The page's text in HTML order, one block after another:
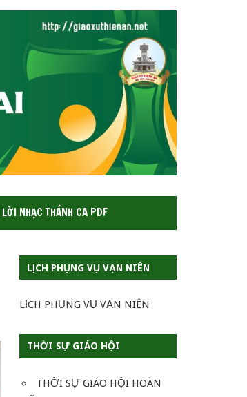
LỜI NHẠC THÁNH CA PDF
LỊCH PHỤNG VỤ VẠN NIÊN
LỊCH PHỤNG VỤ VẠN NIÊN
THỜI SỰ GIÁO HỘI
THỜI SỰ GIÁO HỘI HOÀN